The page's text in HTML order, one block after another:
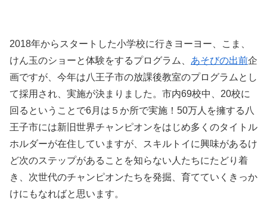
2018年からスタートした小学校に行きヨーヨー、こま、
けん玉のショーと体験をするプログラム、 あそびの出前企
画ですが、今年は八王子市の放課後教室のプログラムとし
て採用され、実施が決まりました。市内69校中、20校に
回るということで6月は５か所で実施！50万人を擁する八
王子市には新旧世界チャンピオンをはじめ多くのタイトル
ホルダーが在住していますが、スキルトイに興味があるけ
ど次のステップがあることを知らない人たちにたどり着
き、次世代のチャンピオンたちを発掘、育てていくきっか
けにもなればと思います。